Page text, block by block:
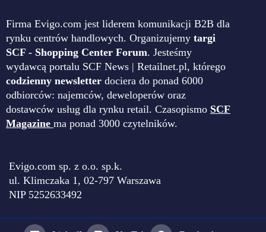
Firma Evigo.com jest liderem komunikacji B2B dla
rynku centrów handlowych. Organizujemy targi
SCF - Shopping Center Forum. Jesteśmy
wydawcą portalu SCF News | Retailnet.pl, którego
codzienny newsletter dociera do ponad 6000
odbiorców: najemców, deweloperów oraz
dostawców usług dla rynku retail. Czasopismo SCF
Magazine ma ponad 3000 czytelników.
Evigo.com sp. z o.o. sp.k.
ul. Klimczaka 1, 02-797 Warszawa
NIP 5252633492